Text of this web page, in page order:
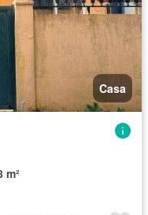
Casa
m²